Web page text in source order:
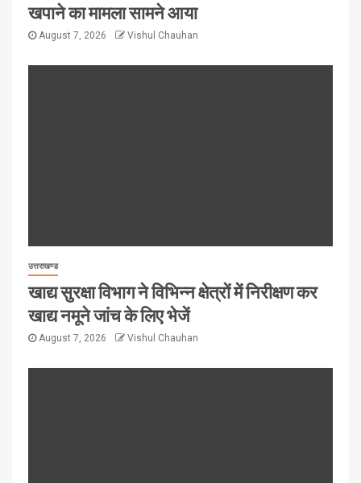
खपाने का मामला सामने आया
August 7, 2026 Vishul Chauhan
उत्तराखण्ड
खाद्य सुरक्षा विभाग ने विभिन्न क्षेत्रों में निरीक्षण कर
खाद्य नमूने जांच के लिए भेजें
August 7, 2026 Vishul Chauhan